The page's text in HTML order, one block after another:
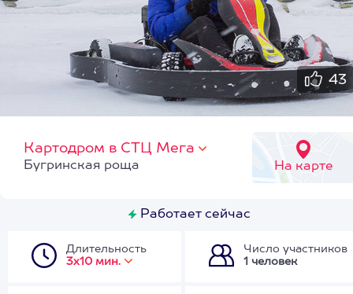
43
Картодром в СТЦ Мега
На карте
Бугринская роща
Работает сейчас
Длительность
3х10 мин.
Число участников
1 человек